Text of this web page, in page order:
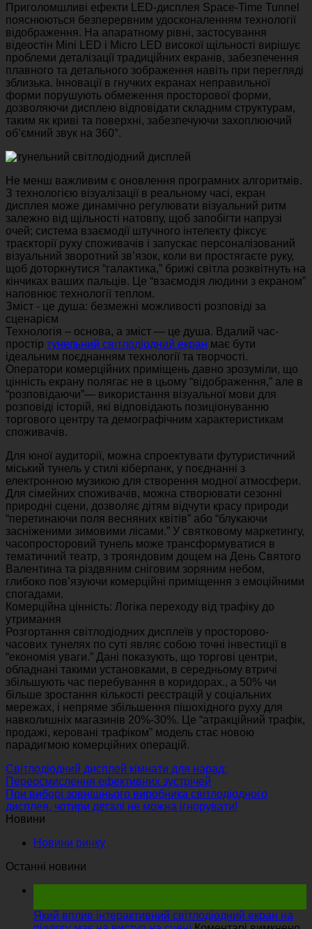
Приголомшливі ефекти LED-дисплея Space-Time Tunnel
пояснюються безперервним удосконаленням технології
відображення. На апаратному рівні, застосування
відеостін Mini LED і Micro LED високої щільності вирішує
проблеми деталізації традиційних екранів, забезпечення
плавного та детального зображення навіть при перегляді
зблизька. Інновації в гнучких екранах неправильної
форми порушують обмеження просторової форми,
дозволяючи дисплею відповідати складним структурам,
таким як криві та поверхні, забезпечуючи захоплюючий
об’ємний звук на 360°.
Не менш важливим є оновлення програмних алгоритмів.
З технологією візуалізації в реальному часі, екран
дисплея може динамічно регулювати візуальний ритм
залежно від щільності натовпу, щоб запобігти напрузі
очей; система взаємодії штучного інтелекту фіксує
траєкторії руху споживачів і запускає персоналізований
візуальний зворотний зв’язок, коли ви простягаєте руку,
щоб доторкнутися “галактика,” брижі світла розквітнуть на
кінчиках ваших пальців. Це “взаємодія людини з екраном”
наповнює технології теплом.
Зміст - це душа: безмежні можливості розповіді за
сценарієм
Технологія – основа, а зміст — це душа. Вдалий час-
простір тунельний світлодіодний екран має бути
ідеальним поєднанням технології та творчості.
Оператори комерційних приміщень давно зрозуміли, що
цінність екрану полягає не в цьому “відображення,” але в
“розповідаючи”— використання візуальної мови для
розповіді історій, які відповідають позиціонуванню
торгового центру та демографічним характеристикам
споживачів.
Для юної аудиторії, можна спроектувати футуристичний
міський тунель у стилі кіберпанк, у поєднанні з
електронною музикою для створення модної атмосфери.
Для сімейних споживачів, можна створювати сезонні
природні сцени, дозволяє дітям відчути красу природи
“перетинаючи поля весняних квітів” або “блукаючи
засніженими зимовими лісами.” У святковому маркетингу,
часопросторовий тунель може трансформуватися в
тематичний театр, з трояндовим дощем на День Святого
Валентина та різдвяним сніговим зоряним небом,
глибоко пов’язуючи комерційні приміщення з емоційними
спогадами.
Комерційна цінність: Логіка переходу від трафіку до
утримання
Розгортання світлодіодних дисплеїв у просторово-
часових тунелях по суті являє собою точні інвестиції в
“економія уваги.” Дані показують, що торгові центри,
обладнані такими установками, в середньому втричі
збільшують час перебування в коридорах., a 50% чи
більше зростання кількості реєстрацій у соціальних
мережах, і непряме збільшення пішохідного руху для
навколишніх магазинів 20%-30%. Це “атракційний трафік,
продажі, керовані трафіком” модель стає новою
парадигмою комерційних операцій.
Світлодіодний дисплей кімнати для нарад:
Переосмислення ефективних зустрічей
При виборі зовнішнього виробника світлодіодного
дисплея, чотири деталі не можна ігнорувати!
Новини
Новини ринку
Останні новини
Який вплив інтерактивний світлодіодний екран на